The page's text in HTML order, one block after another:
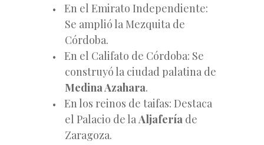
En el Emirato Independiente:
Se amplió la Mezquita de
Córdoba.
En el Califato de Córdoba: Se
construyó la ciudad palatina de
Medina Azahara.
En los reinos de taifas: Destaca
el Palacio de laAljafería de
Zaragoza.